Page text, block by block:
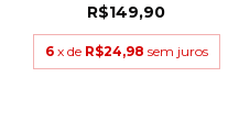
R$149,90
6 x de R$24,98 sem juros